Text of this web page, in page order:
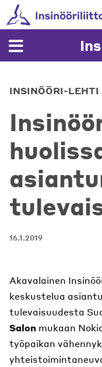
Skip
to
content
INSINÖÖRI-LEHTI
16.1.2019
Akavalainen
keskustelua
tulevaisuudesta
Salon mukaan
työpaikan